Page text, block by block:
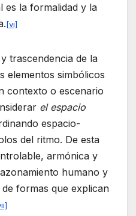
es la formalidad y la
[vi]
trascendencia de la
elementos simbólicos
contexto o escenario
el espacio
espacio-
del ritmo. De esta
armónica y
humano y
formas que explican